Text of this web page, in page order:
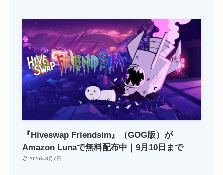
『Hiveswap Friendsim』（GOG版）が
Amazon Lunaで無料配布中｜9月10日まで
2026年8月7日